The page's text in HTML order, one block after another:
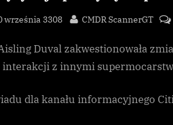
września 3308 By
CMDR ScannerGT
Duval zakwestionowała
z innymi
dla kanału informacyjnego